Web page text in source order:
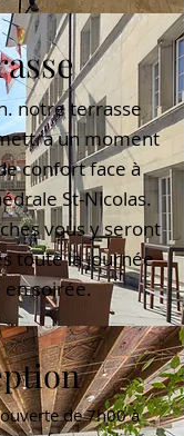
notre terrasse
un moment
confort face à
St-Nicolas.
vous y seront
toute la journée
soirée.
de 7h00 à